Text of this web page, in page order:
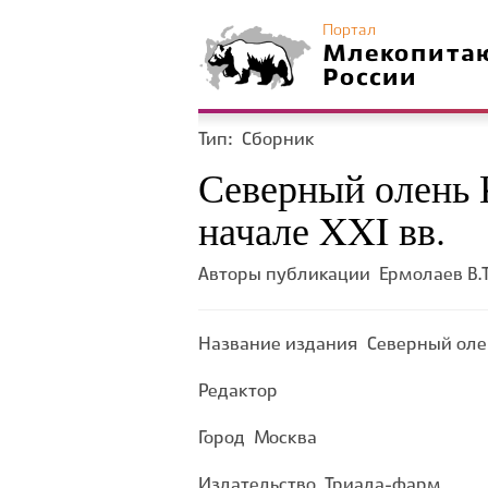
Портал
России
Тип: Сборник
Северный олень
начале XXI вв.
Авторы публикации Ермолаев
Название издания Северный
Редактор
Город Москва